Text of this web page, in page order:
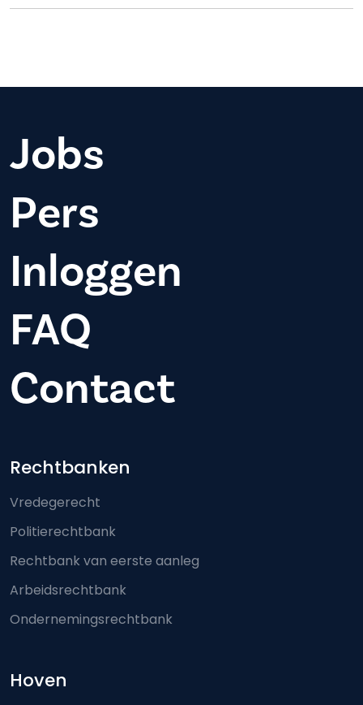
Jobs
Pers
Inloggen
FAQ
Contact
Footer-menu
Rechtbanken
Vredegerecht
Politierechtbank
Rechtbank van eerste aanleg
Arbeidsrechtbank
Ondernemingsrechtbank
Hoven